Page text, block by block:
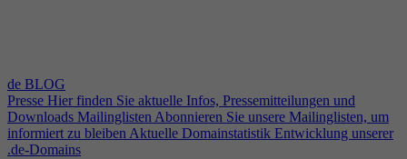
de BLOG
Presse Hier finden Sie aktuelle Infos, Pressemitteilungen und
Downloads Mailinglisten Abonnieren Sie unsere Mailinglisten, um
informiert zu bleiben Aktuelle Domainstatistik Entwicklung unserer
.de-Domains